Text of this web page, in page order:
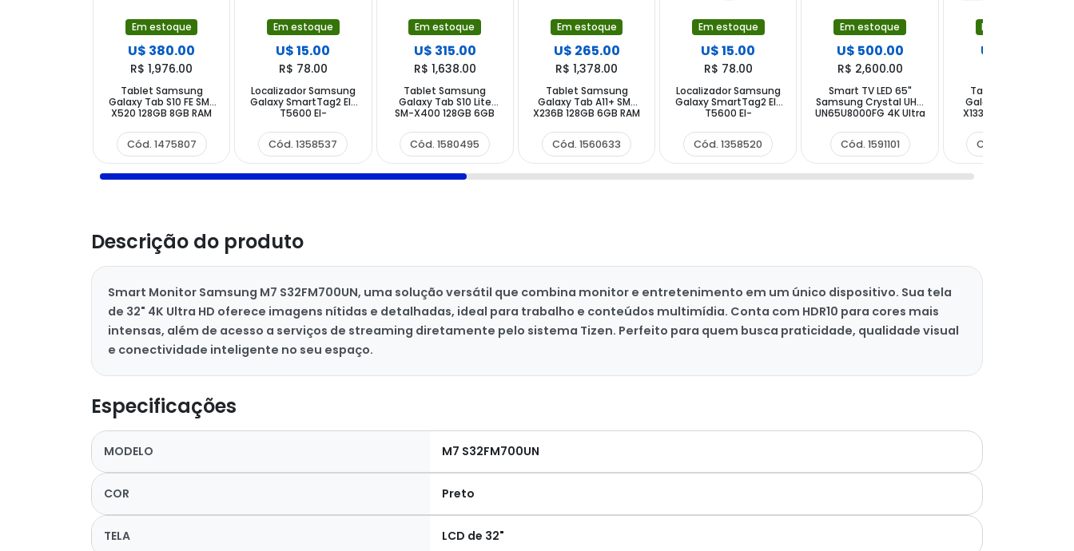
Em estoque
U$ 380.00
R$ 1,976.00
Tablet Samsung
Galaxy Tab S10 FE SM-
X520 128GB 8GB RAM
Cinza
Cód. 1475807
Em estoque
U$ 15.00
R$ 78.00
Localizador Samsung
Galaxy SmartTag2 El-
T5600 EI-
Bluetooth NFC -
Branco
Cód. 1358537
Em estoque
U$ 315.00
R$ 1,638.00
Tablet Samsung
Galaxy Tab S10 Lite
SM-X400 128GB 6GB
Cinza + Capa
Cód. 1580495
Em estoque
U$ 265.00
R$ 1,378.00
Tablet Samsung
Galaxy Tab A11+ SM-
X236B 128GB 6GB RAM
Cód. 1560633
Em estoque
U$ 15.00
R$ 78.00
Localizador Samsung
Galaxy SmartTag2 El-
T5600 EI-
Bluetooth NFC - Preto
Cód. 1358520
Em estoque
U$ 500.00
R$ 2,600.00
Smart TV LED 65"
Samsung Crystal UHD
UN65U8000FG 4K Ultra
Bluetooth com
Conversor Digital
Cód. 1591101
Em estoque
U$ 135.00
Tablet Samsung
Galaxy Tab A11 SM-
X133 64GB 4GB RAM
Cód. 1523584
Descrição do produto
Smart Monitor Samsung M7 S32FM700UN, uma solução versátil que combina monitor e entretenimento em um único dispositivo. Sua tela
de 32" 4K Ultra HD oferece imagens nítidas e detalhadas, ideal para trabalho e conteúdos multimídia. Conta com HDR10 para cores mais
intensas, além de acesso a serviços de streaming diretamente pelo sistema Tizen. Perfeito para quem busca praticidade, qualidade visual
e conectividade inteligente no seu espaço.
Especificações
MODELO M7 S32FM700UN
COR Preto
TELA LCD de 32"